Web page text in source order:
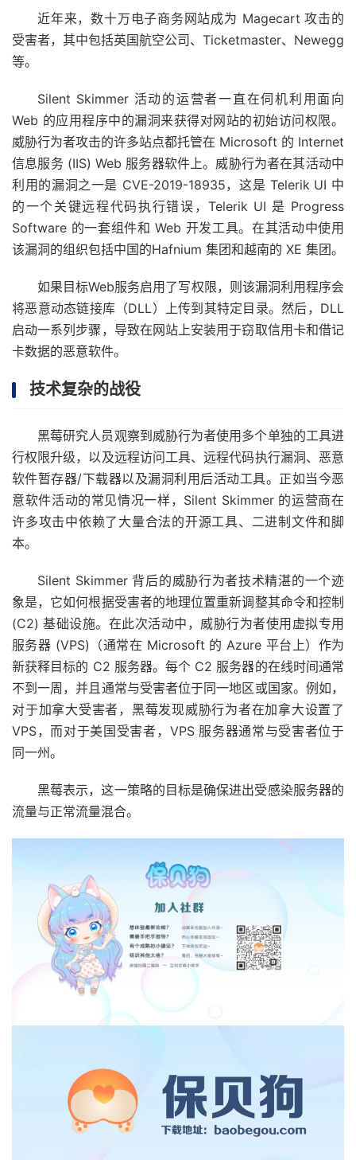
近年来，数十万电子商务网站成为 Magecart 攻击的
受害者，其中包括英国航空公司、Ticketmaster、Newegg
等。
Silent Skimmer 活动的运营者一直在伺机利用面向
Web 的应用程序中的漏洞来获得对网站的初始访问权限。
威胁行为者攻击的许多站点都托管在 Microsoft 的 Internet
信息服务 (IIS) Web 服务器软件上。威胁行为者在其活动中
利用的漏洞之一是 CVE-2019-18935，这是 Telerik UI 中
的一个关键远程代码执行错误，Telerik UI 是 Progress
Software 的一套组件和 Web 开发工具。在其活动中使用
该漏洞的组织包括中国的Hafnium 集团和越南的 XE 集团。
如果目标Web服务启用了写权限，则该漏洞利用程序会
将恶意动态链接库（DLL）上传到其特定目录。然后，DLL
启动一系列步骤，导致在网站上安装用于窃取信用卡和借记
卡数据的恶意软件。
技术复杂的战役
黑莓研究人员观察到威胁行为者使用多个单独的工具进
行权限升级，以及远程访问工具、远程代码执行漏洞、恶意
软件暂存器/下载器以及漏洞利用后活动工具。正如当今恶
意软件活动的常见情况一样，Silent Skimmer 的运营商在
许多攻击中依赖了大量合法的开源工具、二进制文件和脚
本。
Silent Skimmer 背后的威胁行为者技术精湛的一个迹
象是，它如何根据受害者的地理位置重新调整其命令和控制
(C2) 基础设施。在此次活动中，威胁行为者使用虚拟专用
服务器 (VPS)（通常在 Microsoft 的 Azure 平台上）作为
新获释目标的 C2 服务器。每个 C2 服务器的在线时间通常
不到一周，并且通常与受害者位于同一地区或国家。例如，
对于加拿大受害者，黑莓发现威胁行为者在加拿大设置了
VPS，而对于美国受害者，VPS 服务器通常与受害者位于
同一州。
黑莓表示，这一策略的目标是确保进出受感染服务器的
流量与正常流量混合。